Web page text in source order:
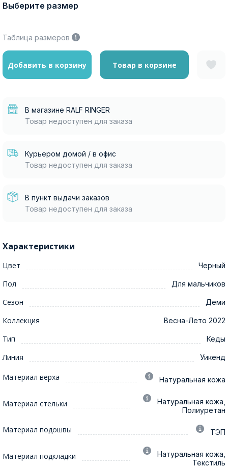
Выберите размер
Таблица размеров
Добавить в корзину Товар в корзине
В магазине RALF RINGER
Товар недоступен для заказа
Курьером домой / в офис
Товар недоступен для заказа
В пункт выдачи заказов
Товар недоступен для заказа
Характеристики
Цвет Черный
Пол Для мальчиков
Сезон Деми
Коллекция Весна-Лето 2022
Тип Кеды
Линия Уикенд
Материал верха Натуральная кожа
Материал стельки
Натуральная кожа,
Полиуретан
Материал подошвы ТЭП
Материал подкладки
Натуральная кожа,
Текстиль